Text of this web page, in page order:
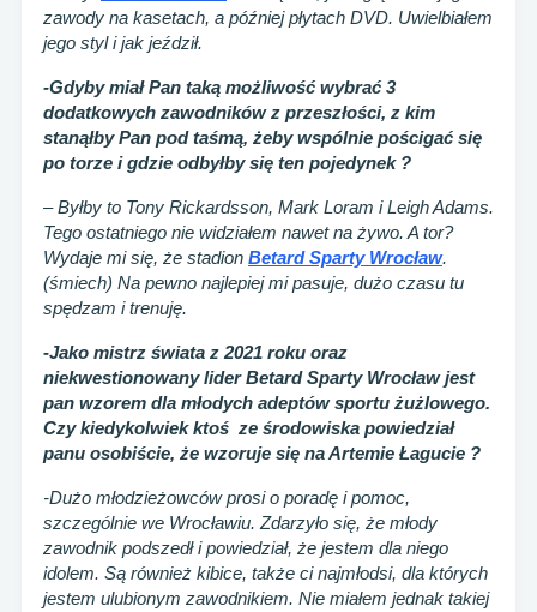
zawody na kasetach, a później płytach DVD. Uwielbiałem
jego styl i jak jeździł.
-Gdyby miał Pan taką możliwość wybrać 3
dodatkowych zawodników z przeszłości, z kim
stanąłby Pan pod taśmą, żeby wspólnie pościgać się
po torze i gdzie odbyłby się ten pojedynek ?
– Byłby to Tony Rickardsson, Mark Loram i Leigh Adams.
Tego ostatniego nie widziałem nawet na żywo. A tor?
Wydaje mi się, że stadion Betard Sparty Wrocław.
(śmiech) Na pewno najlepiej mi pasuje, dużo czasu tu
spędzam i trenuję.
-Jako mistrz świata z 2021 roku oraz
niekwestionowany lider Betard Sparty Wrocław jest
pan wzorem dla młodych adeptów sportu żużlowego.
Czy kiedykolwiek ktoś ze środowiska powiedział
panu osobiście, że wzoruje się na Artemie Łagucie ?
-Dużo młodzieżowców prosi o poradę i pomoc,
szczególnie we Wrocławiu. Zdarzyło się, że młody
zawodnik podszedł i powiedział, że jestem dla niego
idolem. Są również kibice, także ci najmłodsi, dla których
jestem ulubionym zawodnikiem. Nie miałem jednak takiej